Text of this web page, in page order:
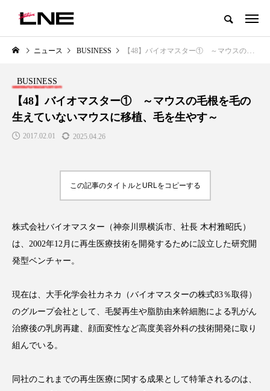
グローバルビューティ＆ヘルスケアビジネス誌
LIFESTYLE
がもたらす可能性とこれから
BUSINESS
都市型スパ――身近なウェルネ
2026.08.06
FEATURED 注目の企画
ニュース BUSINESS 【48】バイオマスター① ～マウスの毛根を毛の生えていないマウスに移植、毛を生やす～
BUSINESS
【48】バイオマスター① ～マウスの毛根を毛の
生えていないマウスに移植、毛を生やす～
2017.02.01 2025.04.26
この記事のタイトルとURLをコピーする
株式会社バイオマスター（神奈川県横浜市、社長 木村雅昭氏）
は、2002年12月に再生医療技術を開発するために設立した研究開
発型ベンチャー。
現在は、大手化学会社カネカ（バイオマスターの株式83％取得）
のグループ会社として、毛髪再生や脂肪由来幹細胞による乳がん
治療後の乳房再建、顔面変性など高度美容外科の技術開発に取り
組んでいる。
同社のこれまでの再生医療に関する成果として特筆されるのは、